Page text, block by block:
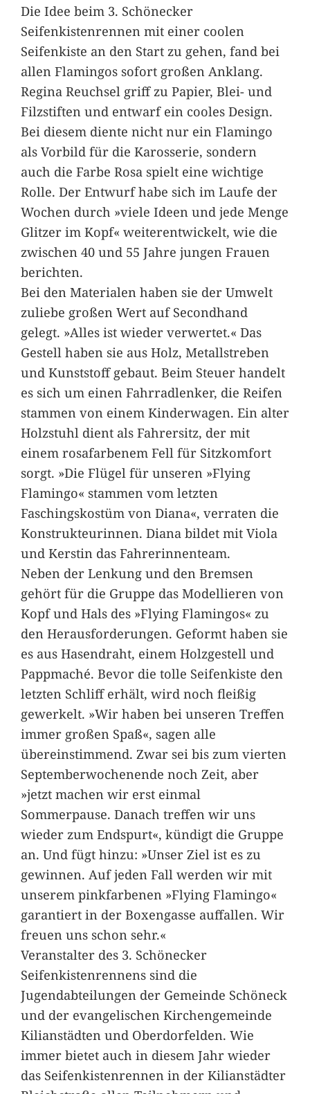
Die Idee beim 3. Schönecker
Seifenkistenrennen mit einer coolen
Seifenkiste an den Start zu gehen, fand bei
allen Flamingos sofort großen Anklang.
Regina Reuchsel griff zu Papier, Blei- und
Filzstiften und entwarf ein cooles Design.
Bei diesem diente nicht nur ein Flamingo
als Vorbild für die Karosserie, sondern
auch die Farbe Rosa spielt eine wichtige
Rolle. Der Entwurf habe sich im Laufe der
Wochen durch »viele Ideen und jede Menge
Glitzer im Kopf« weiterentwickelt, wie die
zwischen 40 und 55 Jahre jungen Frauen
berichten.
Bei den Materialen haben sie der Umwelt
zuliebe großen Wert auf Secondhand
gelegt. »Alles ist wieder verwertet.« Das
Gestell haben sie aus Holz, Metallstreben
und Kunststoff gebaut. Beim Steuer handelt
es sich um einen Fahrradlenker, die Reifen
stammen von einem Kinderwagen. Ein alter
Holzstuhl dient als Fahrersitz, der mit
einem rosafarbenem Fell für Sitzkomfort
sorgt. »Die Flügel für unseren »Flying
Flamingo« stammen vom letzten
Faschingskostüm von Diana«, verraten die
Konstrukteurinnen. Diana bildet mit Viola
und Kerstin das Fahrerinnenteam.
Neben der Lenkung und den Bremsen
gehört für die Gruppe das Modellieren von
Kopf und Hals des »Flying Flamingos« zu
den Herausforderungen. Geformt haben sie
es aus Hasendraht, einem Holzgestell und
Pappmaché. Bevor die tolle Seifenkiste den
letzten Schliff erhält, wird noch fleißig
gewerkelt. »Wir haben bei unseren Treffen
immer großen Spaß«, sagen alle
übereinstimmend. Zwar sei bis zum vierten
Septemberwochenende noch Zeit, aber
»jetzt machen wir erst einmal
Sommerpause. Danach treffen wir uns
wieder zum Endspurt«, kündigt die Gruppe
an. Und fügt hinzu: »Unser Ziel ist es zu
gewinnen. Auf jeden Fall werden wir mit
unserem pinkfarbenen »Flying Flamingo«
garantiert in der Boxengasse auffallen. Wir
freuen uns schon sehr.«
Veranstalter des 3. Schönecker
Seifenkistenrennens sind die
Jugendabteilungen der Gemeinde Schöneck
und der evangelischen Kirchengemeinde
Kilianstädten und Oberdorfelden. Wie
immer bietet auch in diesem Jahr wieder
das Seifenkistenrennen in der Kilianstädter